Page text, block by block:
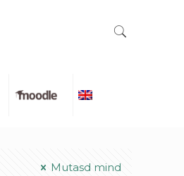
Moodle English
Mutasd mind